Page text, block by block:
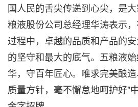
国人民的舌尖传递到心尖，是
粮液股份公司总经理华涛表示
过程中，卓越的品质和产品的
的坚守和最大的底气。五粮液
华，守百年匠心。唯求完美酿
质量方针，毫不懈怠地呵护好"